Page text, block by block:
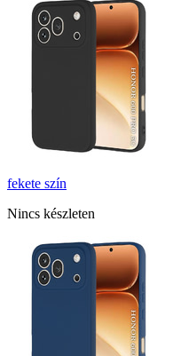
fekete szín
Nincs készleten